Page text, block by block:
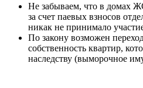
Не забываем, что в домах
за счет паевых взносов
никак не принимало
По закону возможен
собственность квартир,
наследству (выморочное